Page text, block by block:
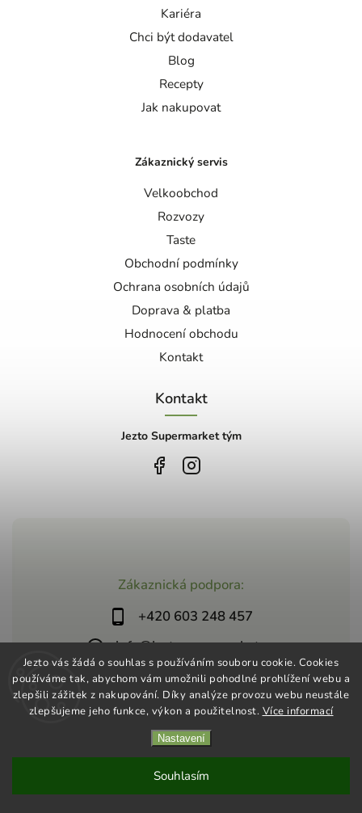
Jezto vás žádá o souhlas s používáním souboru cookie. Cookies
používáme tak, abychom vám umožnili pohodlné prohlížení webu a
zlepšili zážitek z nakupování. Díky analýze provozu webu neustále
zlepšujeme jeho funkce, výkon a použitelnost. Více informací
Nastavení
Souhlasím
Zákaznická podpora:
+420 603 248 457
info@jeztosupermarket.cz
Kariéra
Chci být dodavatel
Blog
Recepty
Jak nakupovat
Zákaznický servis
Velkoobchod
Rozvozy
Taste
Obchodní podmínky
Ochrana osobních údajů
Doprava & platba
Hodnocení obchodu
Kontakt
Kontakt
Jezto Supermarket tým
Shoptet| Design